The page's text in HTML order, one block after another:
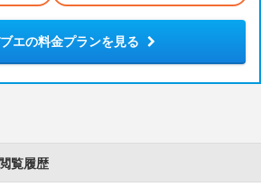
エの料金プランを見る
覧履歴